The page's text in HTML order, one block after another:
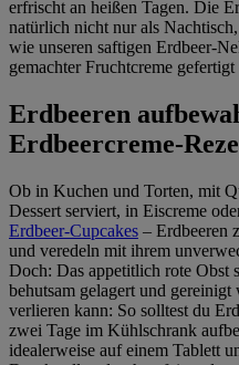
erfrischt an heißen Tagen. Die
natürlich nicht nur als
wie unseren saftigen Erdbeer-
gemachter Fruchtcreme
Erdbeeren
Erdbeercreme-
Ob in Kuchen und Torten, mit
Dessert serviert, in Eiscreme
Erdbeer-Cupcakes – Erdbeeren
und veredeln mit ihrem
Doch: Das appetitlich rote Obst
behutsam gelagert und gereinigt
verlieren kann: So solltest du
zwei Tage im Kühlschrank
idealerweise auf einem Tablett